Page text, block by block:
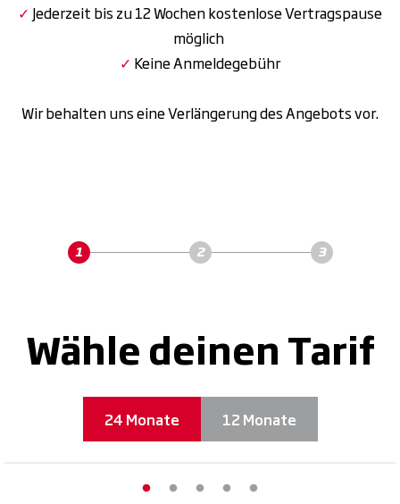
✓ Jederzeit bis zu 12 Wochen kostenlose Vertragspause
möglich
✓ Keine Anmeldegebühr
Wir behalten uns eine Verlängerung des Angebots vor.
Wähle deinen Tarif
24 Monate 12 Monate